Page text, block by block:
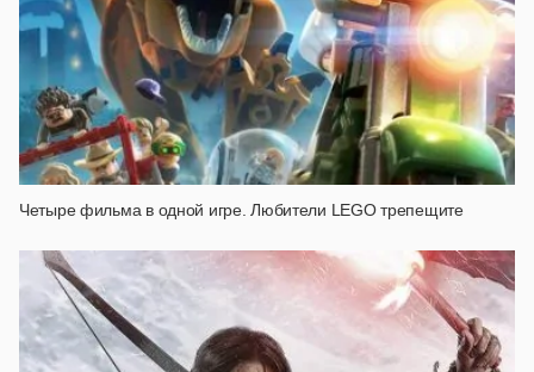
Четыре фильма в одной игре. Любители LEGO трепещите